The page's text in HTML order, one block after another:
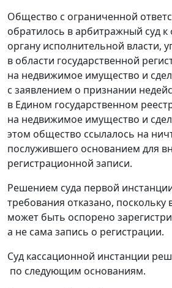
Общество с ограниченной
обратилось в арбитражный суд
органу исполнительной власти,
в области государственной
на недвижимое имущество и
с заявлением о признании
в Едином государственном
на недвижимое имущество и
этом общество ссылалось на
послужившего основанием для
регистрационной записи.
Решением суда первой
требования отказано, поскольку
может быть оспорено
а не сама запись о регистрации.
Суд кассационной инстанции
по следующим основаниям.